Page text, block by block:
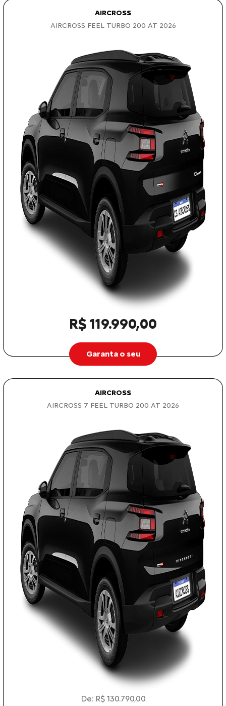
AIRCROSS
AIRCROSS FEEL TURBO 200 AT 2026
R$ 119.990,00
Garanta o seu
AIRCROSS
AIRCROSS 7 FEEL TURBO 200 AT 2026
De: R$ 130.790,00